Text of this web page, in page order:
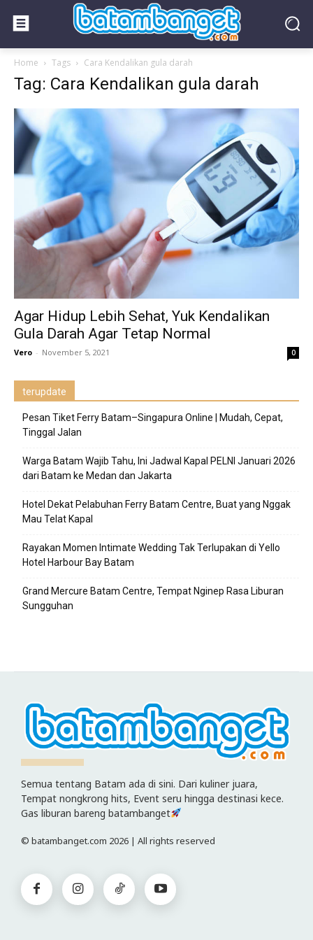
Home Tags Cara Kendalikan gula darah
Tag: Cara Kendalikan gula darah
Agar Hidup Lebih Sehat, Yuk Kendalikan
Gula Darah Agar Tetap Normal
Vero - November 5, 2021 0
terupdate
Pesan Tiket Ferry Batam–Singapura Online | Mudah, Cepat,
Tinggal Jalan
Warga Batam Wajib Tahu, Ini Jadwal Kapal PELNI Januari 2026
dari Batam ke Medan dan Jakarta
Hotel Dekat Pelabuhan Ferry Batam Centre, Buat yang Nggak
Mau Telat Kapal
Rayakan Momen Intimate Wedding Tak Terlupakan di Yello
Hotel Harbour Bay Batam
Grand Mercure Batam Centre, Tempat Nginep Rasa Liburan
Sungguhan
Semua tentang Batam ada di sini. Dari kuliner juara,
Tempat nongkrong hits, Event seru hingga destinasi kece.
Gas liburan bareng batambanget
© batambanget.com 2026 | All rights reserved